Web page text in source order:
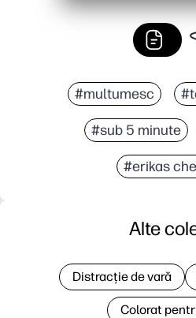
#multumesc
#sub 5 minute
#erikas
Alte
Distracție de vară
Colorat